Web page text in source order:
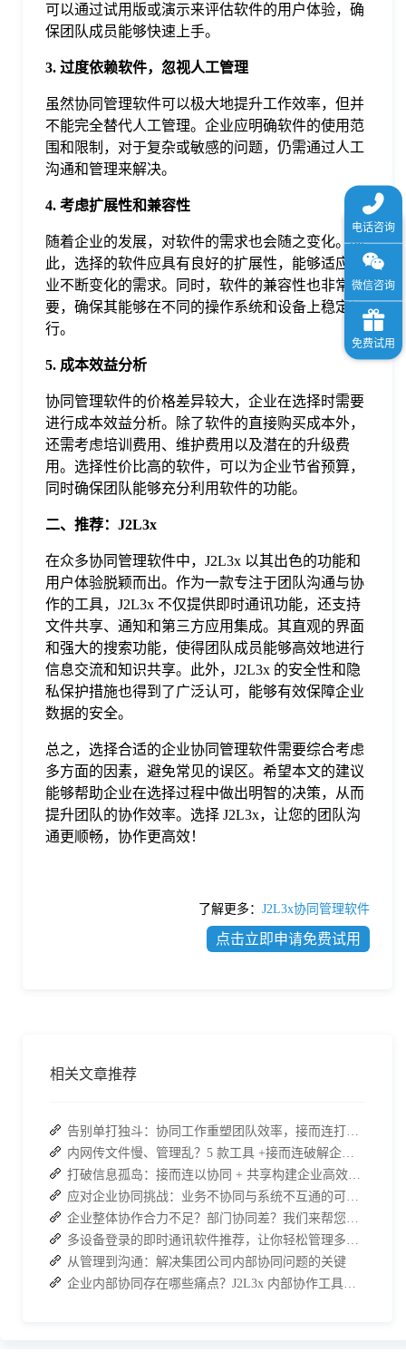
可以通过试用版或演示来评估软件的用户体验，确
保团队成员能够快速上手。
3. 过度依赖软件，忽视人工管理
虽然协同管理软件可以极大地提升工作效率，但并
不能完全替代人工管理。企业应明确软件的使用范
围和限制，对于复杂或敏感的问题，仍需通过人工
沟通和管理来解决。
4. 考虑扩展性和兼容性
随着企业的发展，对软件的需求也会随之变化。因
此，选择的软件应具有良好的扩展性，能够适应企
业不断变化的需求。同时，软件的兼容性也非常重
要，确保其能够在不同的操作系统和设备上稳定运
行。
5. 成本效益分析
协同管理软件的价格差异较大，企业在选择时需要
进行成本效益分析。除了软件的直接购买成本外，
还需考虑培训费用、维护费用以及潜在的升级费
用。选择性价比高的软件，可以为企业节省预算，
同时确保团队能够充分利用软件的功能。
二、推荐：J2L3x
在众多协同管理软件中，J2L3x 以其出色的功能和
用户体验脱颖而出。作为一款专注于团队沟通与协
作的工具，J2L3x 不仅提供即时通讯功能，还支持
文件共享、通知和第三方应用集成。其直观的界面
和强大的搜索功能，使得团队成员能够高效地进行
信息交流和知识共享。此外，J2L3x 的安全性和隐
私保护措施也得到了广泛认可，能够有效保障企业
数据的安全。
总之，选择合适的企业协同管理软件需要综合考虑
多方面的因素，避免常见的误区。希望本文的建议
能够帮助企业在选择过程中做出明智的决策，从而
提升团队的协作效率。选择 J2L3x，让您的团队沟
通更顺畅，协作更高效！
了解更多： J2L3x协同管理软件
点击立即申请免费试用
相关文章推荐
从管理到沟通：解决集团公司内部协同问题的关键